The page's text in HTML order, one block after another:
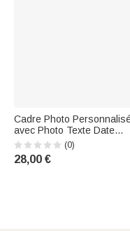
Cadre Photo
avec Photo Texte Date
Réunion de Famille
à Domicile Cadeau Fête
Emménagement pour
(0)
28,00 €